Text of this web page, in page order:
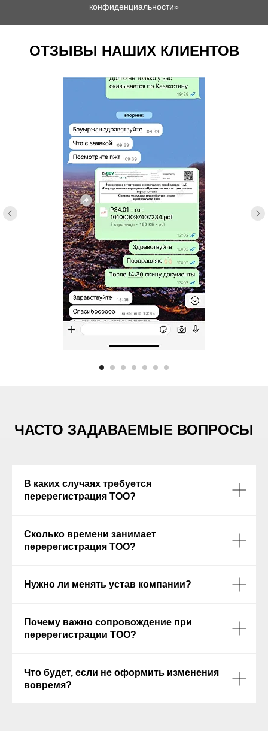
конфиденциальности»
ОТЗЫВЫ НАШИХ КЛИЕНТОВ
ЧАСТО ЗАДАВАЕМЫЕ ВОПРОСЫ
В каких случаях требуется
перерегистрация ТОО?
Сколько времени занимает
перерегистрация ТОО?
Нужно ли менять устав компании?
Почему важно сопровождение при
перерегистрации ТОО?
Что будет, если не оформить изменения
вовремя?